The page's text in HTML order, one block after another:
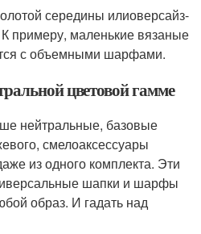
середины илиоверсайз-
примеру, маленькие вязаные
с объемными шарфами.
цветовой гамме
нейтральные, базовые
смелоаксессуары
из одного комплекта. Эти
шапки и шарфы
образ. И гадать над